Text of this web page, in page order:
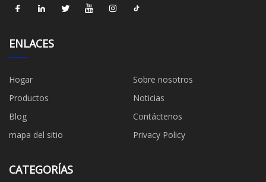
ENLACES
Hogar
Sobre nosotros
Productos
Noticias
Blog
Contáctenos
mapa del sitio
Privacy Policy
CATEGORÍAS